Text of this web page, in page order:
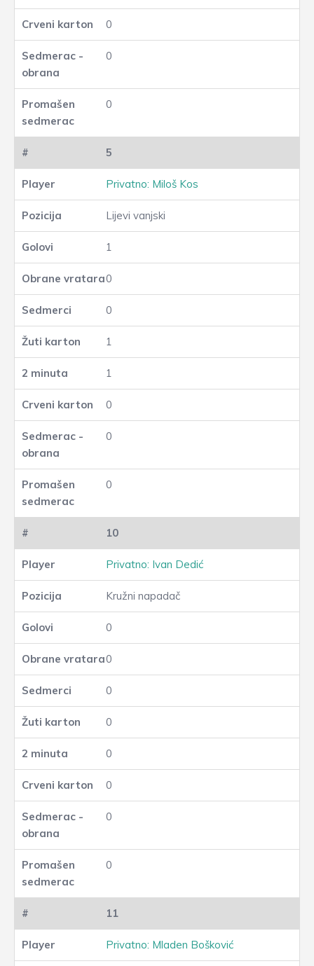
0
0
0
5
Privatno: Miloš Kos
Lijevi vanjski
1
0
0
1
1
0
0
0
10
Privatno: Ivan Dedić
Kružni napadač
0
0
0
0
0
0
0
0
11
Privatno: Mladen Bošković